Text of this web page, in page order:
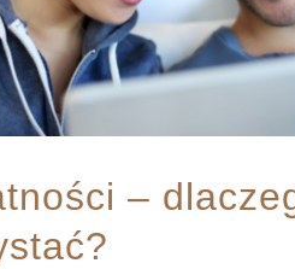
–